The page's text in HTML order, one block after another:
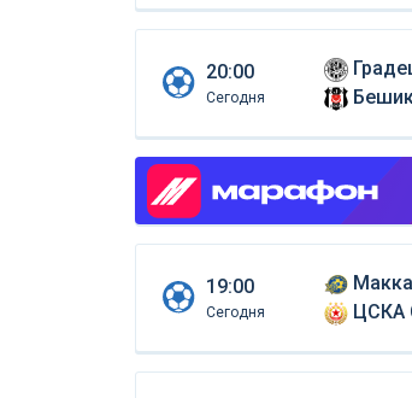
20:00
Сегодня
19:00
Сегодня
ЦСКА